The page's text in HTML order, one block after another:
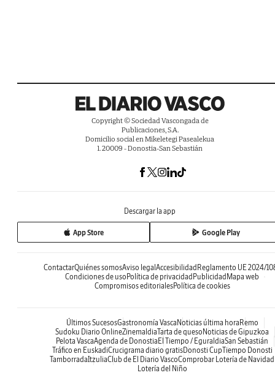
Copyright © Sociedad Vascongada de
Publicaciones, S.A.
Domicilio social en Mikeletegi Pasealekua
1. 20009 - Donostia-San Sebastián
Descargar la app
App Store Google Play
ContactarQuiénes somosAviso legal Accesibilidad Reglamento UE 2024/
Condiciones de uso Política de privacidad Publicidad Mapa web
Compromisos editorialesPolítica de cookies
Últimos SucesosGastronomía Vasca Noticias última hora Remo
Sudoku Diario OnlineZinemaldiaTarta de queso Noticias de Gipuzkoa
Pelota VascaAgenda de Donostia El Tiempo / EguraldiaSan Sebastián
Tráfico en EuskadiCrucigrama diario gratisDonosti CupTiempo Donosti
TamborradaItzuliaClub de El Diario VascoComprobar Lotería de Navidad
Lotería del Niño